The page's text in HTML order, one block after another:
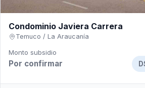
Condominio Javiera Carrera
Temuco / La Araucanía
Monto subsidio
Por confirmar